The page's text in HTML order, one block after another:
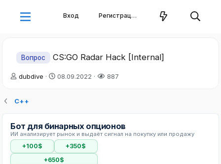
Вход Регистрация
Вопрос CS:GO Radar Hack [Internal]
А
о
е
м
ы
dubdive
Д
ч
а
а
08.09.2022 887
С++
Бот для бинарных опционов
ИИ анализирует рынок и выдаёт сигнал на покупку или продажу
+100$
+350$
+650$